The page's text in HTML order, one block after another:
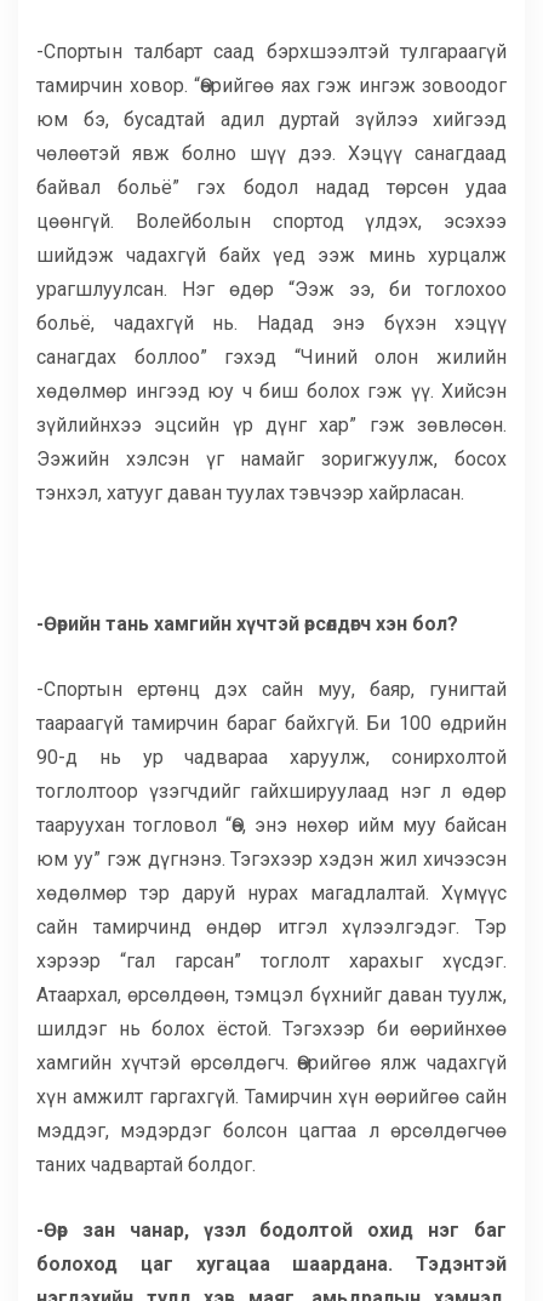
-Спортын талбарт саад бэрхшээлтэй тулгараагүй
тамирчин ховор. “Өөрийгөө яах гэж ингэж зовоодог
юм бэ, бусадтай адил дуртай зүйлээ хийгээд
чөлөөтэй явж болно шүү дээ. Хэцүү санагдаад
байвал больё” гэх бодол надад төрсөн удаа
цөөнгүй. Волейболын спортод үлдэх, эсэхээ
шийдэж чадахгүй байх үед ээж минь хурцалж
урагшлуулсан. Нэг өдөр “Ээж ээ, би тоглохоо
больё, чадахгүй нь. Надад энэ бүхэн хэцүү
санагдах боллоо” гэхэд “Чиний олон жилийн
хөдөлмөр ингээд юу ч биш болох гэж үү. Хийсэн
зүйлийнхээ эцсийн үр дүнг хар” гэж зөвлөсөн.
Ээжийн хэлсэн үг намайг зоригжуулж, босох
тэнхэл, хатууг даван туулах тэвчээр хайрласан.
-Өөрийн тань хамгийн хүчтэй өрсөлдөгч хэн бол?
-Спортын ертөнц дэх сайн муу, баяр, гунигтай
таараагүй тамирчин бараг байхгүй. Би 100 өдрийн
90-д нь ур чадвараа харуулж, сонирхолтой
тоглолтоор үзэгчдийг гайхшируулаад нэг л өдөр
тааруухан тогловол “Өө, энэ нөхөр ийм муу байсан
юм уу” гэж дүгнэнэ. Тэгэхээр хэдэн жил хичээсэн
хөдөлмөр тэр даруй нурах магадлалтай. Хүмүүс
сайн тамирчинд өндөр итгэл хүлээлгэдэг. Тэр
хэрээр “гал гарсан” тоглолт харахыг хүсдэг.
Атаархал, өрсөлдөөн, тэмцэл бүхнийг даван туулж,
шилдэг нь болох ёстой. Тэгэхээр би өөрийнхөө
хамгийн хүчтэй өрсөлдөгч. Өөрийгөө ялж чадахгүй
хүн амжилт гаргахгүй. Тамирчин хүн өөрийгөө сайн
мэддэг, мэдэрдэг болсон цагтаа л өрсөлдөгчөө
таних чадвартай болдог.
-Өөр зан чанар, үзэл бодолтой охид нэг баг
болоход цаг хугацаа шаардана. Тэдэнтэй